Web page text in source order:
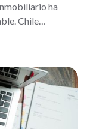
ha
Chile…